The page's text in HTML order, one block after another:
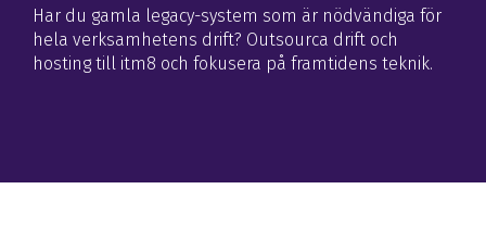
Har du gamla legacy-system som är nödvändiga för
hela verksamhetens drift? Outsourca drift och
hosting till itm8 och fokusera på framtidens teknik.